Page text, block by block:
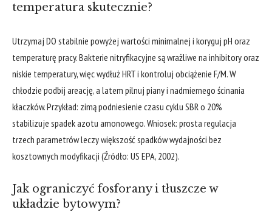
temperatura skutecznie?
Utrzymaj DO stabilnie powyżej wartości minimalnej i koryguj pH oraz
temperaturę pracy. Bakterie nitryfikacyjne są wrażliwe na inhibitory oraz
niskie temperatury, więc wydłuż HRT i kontroluj obciążenie F/M. W
chłodzie podbij areację, a latem pilnuj piany i nadmiernego ścinania
kłaczków. Przykład: zimą podniesienie czasu cyklu SBR o 20%
stabilizuje spadek azotu amonowego. Wniosek: prosta regulacja
trzech parametrów leczy większość spadków wydajności bez
kosztownych modyfikacji (Źródło: US EPA, 2002).
Jak ograniczyć fosforany i tłuszcze w
układzie bytowym?